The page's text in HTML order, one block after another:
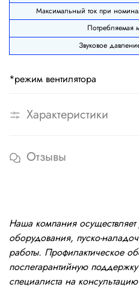
Максимальный ток при
Потребляемая
Звуковое
*режим вентилятора
Характеристики
Отзывы
Наша компания осуществляет
оборудования, пуско-
работы. Профилактическое
послегарантийную
специалиста на